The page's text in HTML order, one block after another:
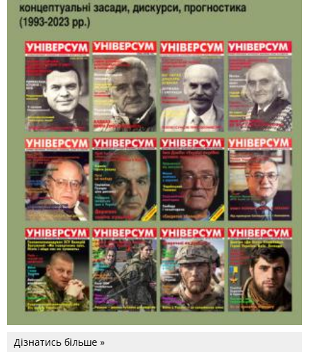
Дізнатись більше »